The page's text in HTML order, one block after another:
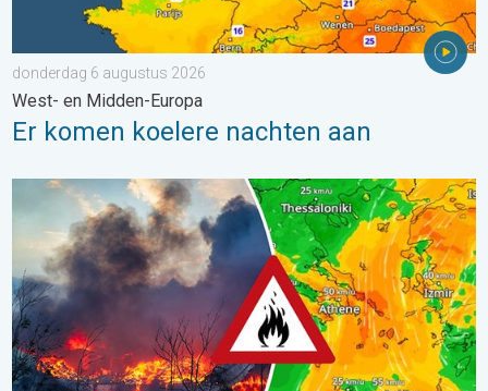
donderdag 6 augustus 2026
West- en Midden-Europa
Er komen koelere nachten aan
Ook in Zuidoost-Europa woeden bosbranden. Hitte en veel